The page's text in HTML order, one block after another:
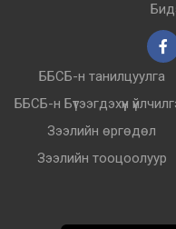
ББСБ-н танилцуулга
ББСБ-н Бүтээгдэхүүн
Зээлийн өргөдөл
Зээлийн тооцоолуур